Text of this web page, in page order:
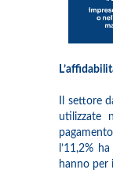
Il settore
utilizzate
l’11,2%
hanno per